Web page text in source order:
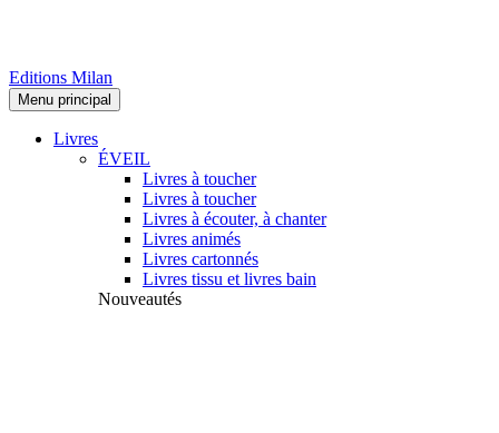
Editions Milan
Menu principal
Livres
ÉVEIL
Livres à toucher
Livres à toucher
Livres à écouter, à chanter
Livres animés
Livres cartonnés
Livres tissu et livres bain
Nouveautés